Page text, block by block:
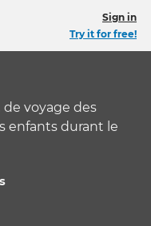
Sign in
Try it for free!
voyage des
enfants durant le